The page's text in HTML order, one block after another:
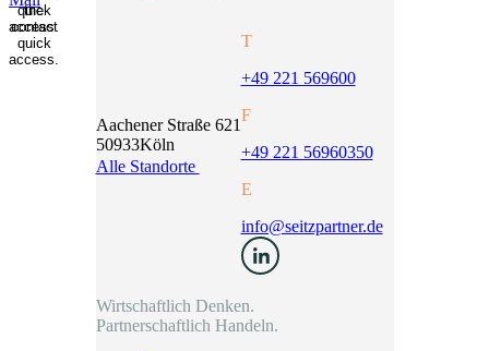
Aachener Straße 621
50933Köln
Alle Standorte
T
+49 221 569600
F
+49 221 56960350
E
info@seitzpartner.de
Wirtschaftlich Denken.
Partnerschaftlich Handeln.